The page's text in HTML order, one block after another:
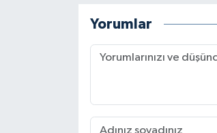
Yorumlar